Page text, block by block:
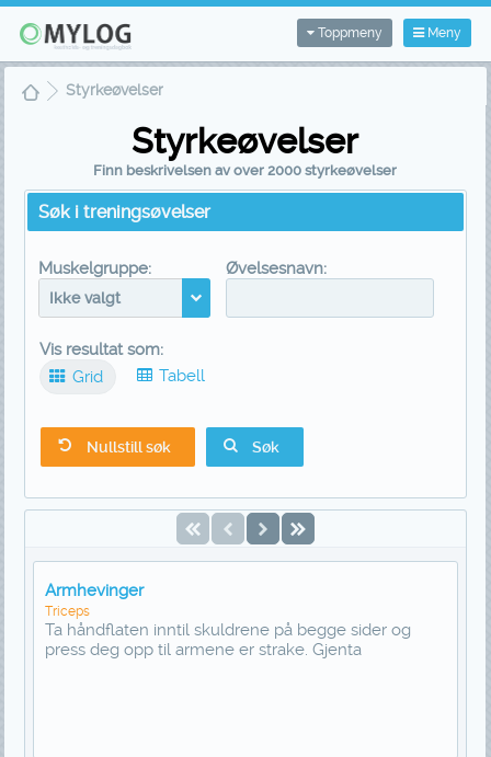
Meny
Toppmeny
Styrkeøvelser
Styrkeøvelser
Finn beskrivelsen av over 2000 styrkeøvelser
Søk i treningsøvelser
Muskelgruppe:
Ikke valgt
Øvelsesnavn:
Vis resultat som:
Grid
Tabell
Nullstill søk Søk
Armhevinger
Triceps
Ta håndflaten inntil skuldrene på begge sider og
press deg opp til armene er strake. Gjenta